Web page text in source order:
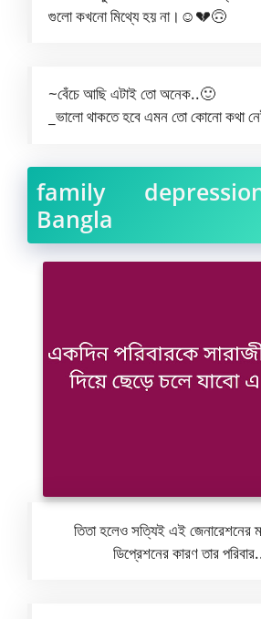
গুলো কখনো মিথ্যে হয় না।☺️💔🙃
~বেঁচে আছি এটাই তো অনেক..🙂
_ভালো থাকতে হবে এমন তো কোনো কথা
family
Bangla
তিতা হলেও সত্যিই এই জেনারেশনের
ডিপ্রেশনের কারণ তার